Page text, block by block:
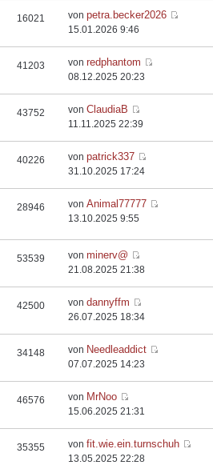
16021 vonpetra.becker2026
15.01.2026 9:46
41203 vonredphantom
08.12.2025 20:23
43752 vonClaudiaB
11.11.2025 22:39
40226 vonpatrick337
31.10.2025 17:24
28946 vonAnimal77777
13.10.2025 9:55
53539 vonminerv@
21.08.2025 21:38
42500 vondannyffm
26.07.2025 18:34
34148 von Needleaddict
07.07.2025 14:23
46576 von MrNoo
15.06.2025 21:31
35355 vonfit.wie.ein.turnschuh
13.05.2025 22:28